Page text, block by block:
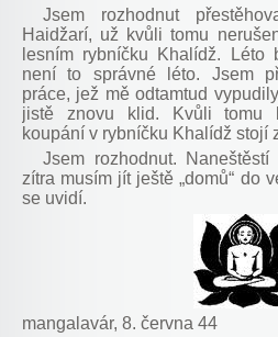
Jsem rozhodnut
Haidžarí, už kvůli tomu
lesním rybníčku Khalídž. Léto
není to správné léto. Jsem
práce, jež mě odtamtud
jistě znovu klid. Kvůli tomu
koupání v rybníčku Khalídž stojí
Jsem rozhodnut.
zítra musím jít ještě „domů“ do
se uvidí.
mangalavár, 8. června 44